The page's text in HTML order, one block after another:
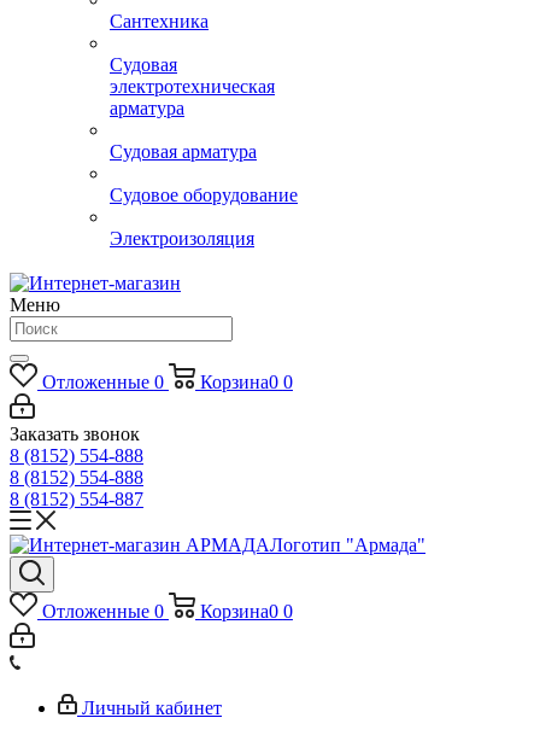
Сантехника
Судовая
электротехническая
арматура
Судовая арматура
Судовое оборудование
Электроизоляция
Меню
Отложенные 0 Корзина0 0
Заказать звонок
8 (8152) 554-888
8 (8152) 554-888
8 (8152) 554-887
Логотип "Армада"
Отложенные 0 Корзина0 0
Личный кабинет